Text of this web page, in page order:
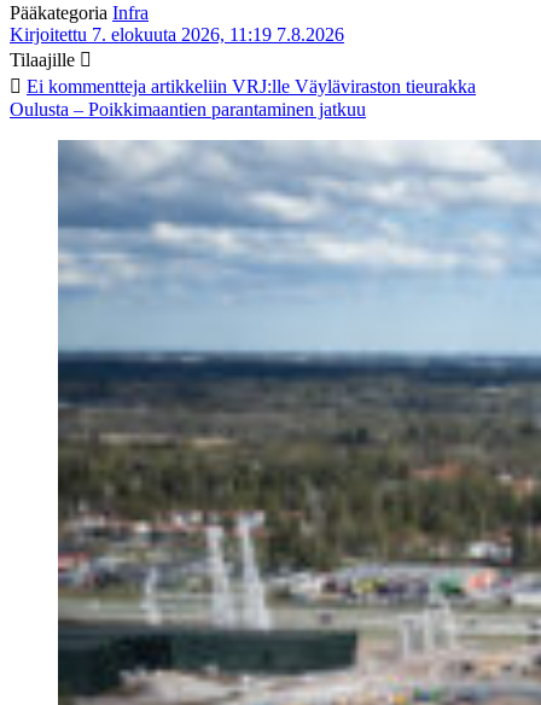
Pääkategoria Infra
Kirjoitettu 7. elokuuta 2026, 11:19 7.8.2026
Tilaajille
Ei kommentteja artikkeliin VRJ:lle Väyläviraston tieurakka
Oulusta – Poikkimaantien parantaminen jatkuu